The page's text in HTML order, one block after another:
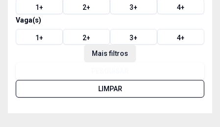
1+ 2+ 3+ 4+
Vaga(s)
1+ 2+ 3+ 4+
Mais filtros
LIMPAR